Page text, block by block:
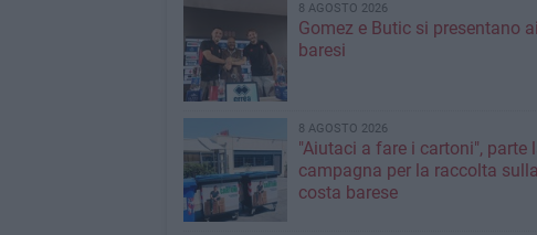
8 AGOSTO 2026
Gomez e Butic si presentano ai
baresi
8 AGOSTO 2026
"Aiutaci a fare i cartoni", parte
campagna per la raccolta sulla
costa barese